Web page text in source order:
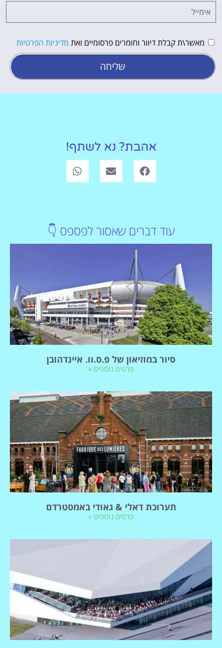
מאשר\ת קבלת דיוור וחומרים פרסומיים ואת מדיניות הפרטיות
שליחה
אהבת? נא לשתף!
עוד דברים שאסור לפספס 👇
סיור במוזיאון של פ.ס.וו. איינדהובן
פרטים נוספים »
תערוכת דאלי & גאודי באמסטרדם
פרטים נוספים »